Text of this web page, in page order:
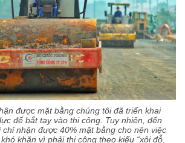
được mặt bằng chúng tôi đã triển khai
để bắt tay vào thi công. Tuy nhiên, đến
chỉ nhận được 40% mặt bằng cho nên việc
khăn vì phải thi công theo kiểu “xôi đỗ.